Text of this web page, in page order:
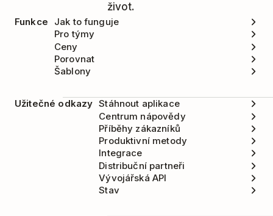
život.
Funkce
Jak to funguje
Pro týmy
Ceny
Porovnat
Šablony
Užitečné odkazy Stáhnout aplikace
Centrum nápovědy
Příběhy zákazníků
Produktivní metody
Integrace
Distribuční partneři
Vývojářská API
Stav